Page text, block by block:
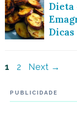
Dieta
Dicas
Navegação
post
Page
1 Page
2 Next →
PUBLICIDADE